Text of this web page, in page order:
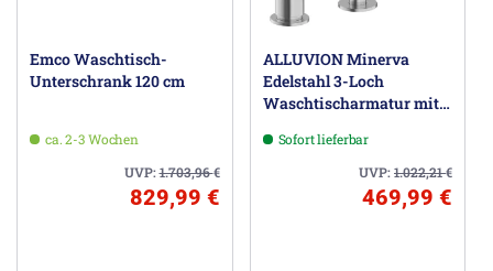
Emco Waschtisch-
Unterschrank 120 cm
ca. 2-3 Wochen
UVP:1.703,96€
829,99 €
ALLUVION Minerva
Edelstahl 3-Loch
Waschtischarmatur mit
wassersparend
Sofort lieferbar
UVP:1.022,21€
469,99 €